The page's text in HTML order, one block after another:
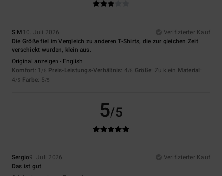
S M 10. Juli 2026
Verifizierter Kauf
Die Größe fiel im Vergleich zu anderen T-Shirts, die zur gleichen Zeit
verschickt wurden, klein aus.
Original anzeigen - English
Komfort: 1 /5 Preis-Leistungs-Verhältnis: 4/5 Größe: Zu klein Material:
4/5 Farbe: 5/5
5/5
Sergio9. Juli 2026
Verifizierter Kauf
Das ist gut